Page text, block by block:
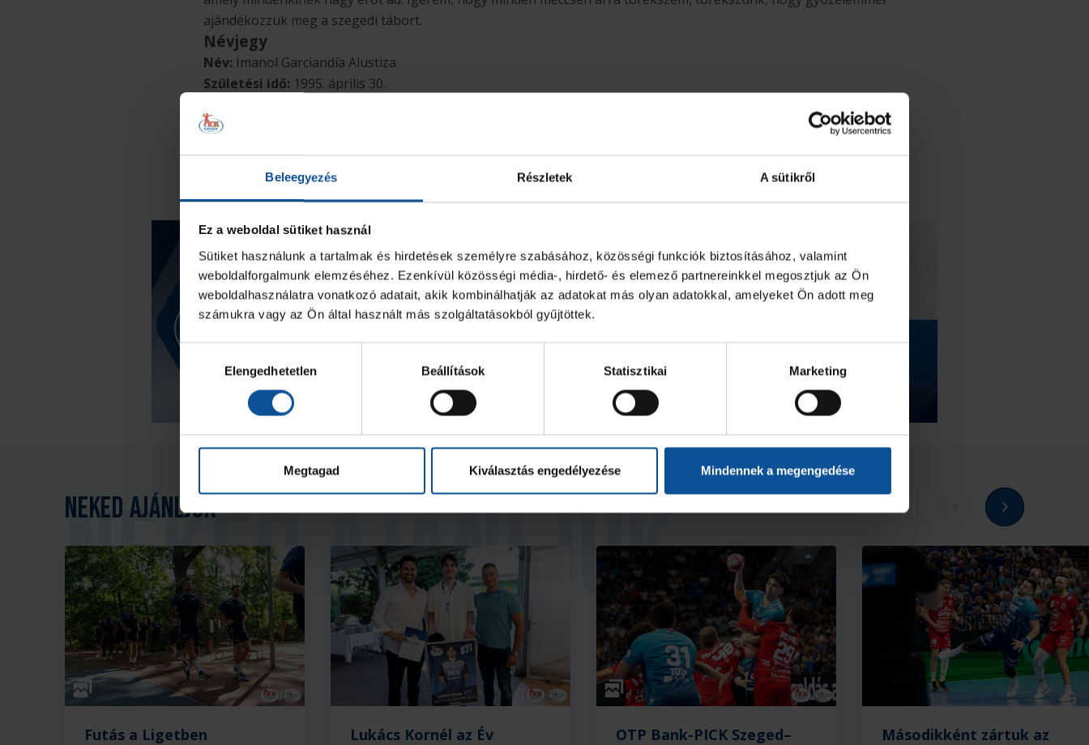
Beleegyezés Részletek A sütikről
Ez a weboldal sütiket használ
Sütiket használunk a tartalmak és hirdetések személyre szabásához, közösségi funkciók biztosításához, valamint
weboldalforgalmunk elemzéséhez. Ezenkívül közösségi média-, hirdető- és elemező partnereinkkel megosztjuk az Ön
weboldalhasználatra vonatkozó adatait, akik kombinálhatják az adatokat más olyan adatokkal, amelyeket Ön adott meg
számukra vagy az Ön által használt más szolgáltatásokból gyűjtöttek.
kiválasztásaElengedhetetlen Beállítások Statisztikai Marketing
Megtagad Kiválasztás engedélyezése Mindennek a megengedése
ajándékozzuk meg a szegedi tábort.
Névjegy
Név: Imanol Garciandía Alustiza
Születési idő: 1995. április 30.
Állampolgársága:
SD Urola, Sanio EKT, Club Balonmano Ciudad de Logrono, Pays d’Aix UCH, PICK Szeged
Neked ajánljuk
Galéria
Futás a Ligetben
Lukács Kornél az Év
Galéria
OTP Bank-PICK Szeged–
Másodikként zártuk az